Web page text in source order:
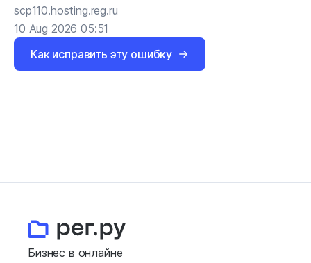
scp110.hosting.reg.ru
10 Aug 2026 05:51
Как исправить эту ошибку
Бизнес в онлайне